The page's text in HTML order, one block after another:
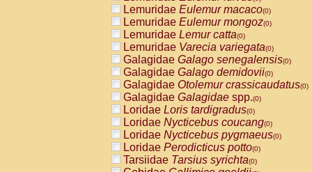
Lemuridae Eulemur macaco(0)
Lemuridae Eulemur mongoz(0)
Lemuridae Lemur catta(0)
Lemuridae Varecia variegata(0)
Galagidae Galago senegalensis(0)
Galagidae Galago demidovii(0)
Galagidae Otolemur crassicaudatus(0)
Galagidae Galagidae spp.(0)
Loridae Loris tardigradus(0)
Loridae Nycticebus coucang(0)
Loridae Nycticebus pygmaeus(0)
Loridae Perodicticus potto(0)
Tarsiidae Tarsius syrichta(0)